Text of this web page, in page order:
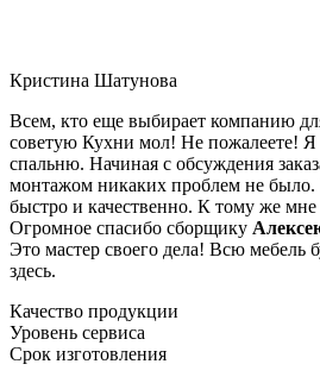
Кристина Шатунова
Всем, кто еще выбирает компанию
советую Кухни мол! Не пожалеете! Я
спальню. Начиная с обсуждения
монтажом никаких проблем не было.
быстро и качественно. К тому же
Огромное спасибо сборщику
Это мастер своего дела! Всю мебель
здесь.
Качество продукции
Уровень сервиса
Срок изготовления